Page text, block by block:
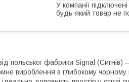
У компанії
будь-який товар не
польської фабрики Signal (Сигнів)
вироблення в глибокому чорному